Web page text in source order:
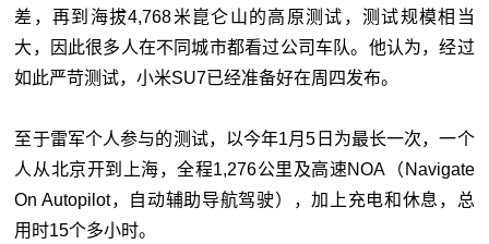
差，再到海拔4,768米崑仑山的高原测试，测试规模相当
大，因此很多人在不同城市都看过公司车队。他认为，经过
如此严苛测试，小米SU7已经准备好在周四发布。
至于雷军个人参与的测试，以今年1月5日为最长一次，一个
人从北京开到上海，全程1,276公里及高速NOA（Navigate
On Autopilot，自动辅助导航驾驶），加上充电和休息，总
用时15个多小时。